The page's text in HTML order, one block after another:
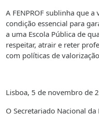
A FENPROF sublinha que
condição essencial para
a uma Escola Pública de
respeitar, atrair e reter
com políticas de
Lisboa, 5 de novembro de
O Secretariado Nacional da